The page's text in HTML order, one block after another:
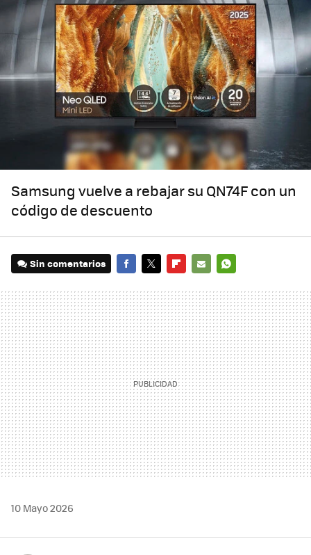
Samsung vuelve a rebajar su QN74F con un
código de descuento
Sin comentarios
MAIL
10 Mayo 2026